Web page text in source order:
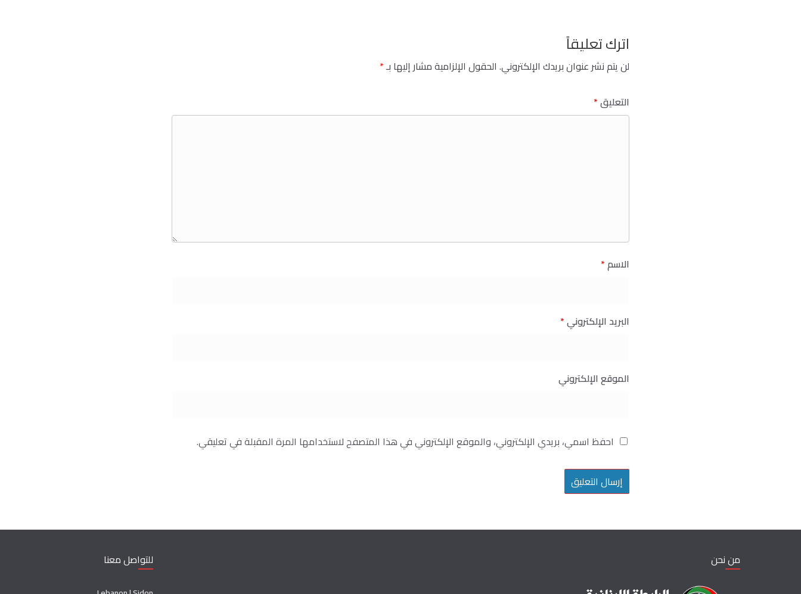
اترك تعليقاً
لن يتم نشر عنوان بريدك الإلكتروني. الحقول الإلزامية مشار إليها بـ*
التعليق*
الاسم*
البريد الإلكتروني*
الموقع الإلكتروني
احفظ اسمي، بريدي الإلكتروني، والموقع الإلكتروني في هذا المتصفح لاستخدامها المرة المقبلة في تعليقي.
من نحن للتواصل معنا